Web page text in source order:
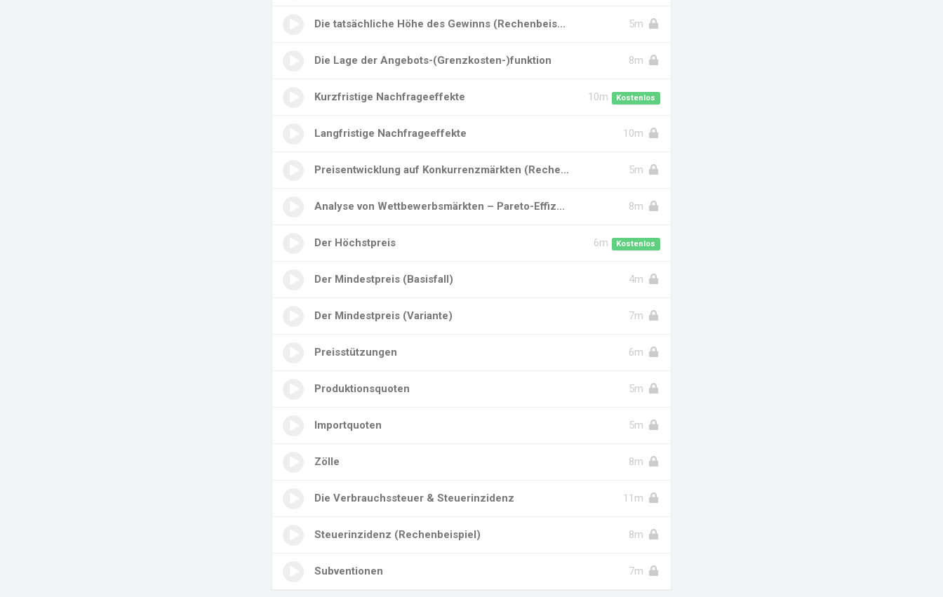
Die tatsächliche Höhe des Gewinns (Rechenbeis... 5m
Die Lage der Angebots-(Grenzkosten-)funktion 8m
Kurzfristige Nachfrageeffekte Kostenlos
10m
Langfristige Nachfrageeffekte 10m
Preisentwicklung auf Konkurrenzmärkten (Reche... 5m
Analyse von Wettbewerbsmärkten – Pareto-Effiz... 8m
Der Höchstpreis Kostenlos
6m
Der Mindestpreis (Basisfall) 4m
Der Mindestpreis (Variante) 7m
Preisstützungen 6m
Produktionsquoten 5m
Importquoten 5m
Zölle 8m
Die Verbrauchssteuer & Steuerinzidenz 11m
Steuerinzidenz (Rechenbeispiel) 8m
Subventionen 7m